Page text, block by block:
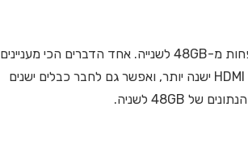
קצב מהירות העברת המידע המקסימלי עלה משמעותית גם כן, והוא עומד על לא פחות מ-48GB לשנייה. אחד הדברים הכי מעניינים
הוא עניין התאימות: אפשר לחבר את הכבל של גרסת 2.1 גם למכשירים בעלי יציאת HDMI ישנה יותר, ואפשר גם לחבר כבלים ישנים